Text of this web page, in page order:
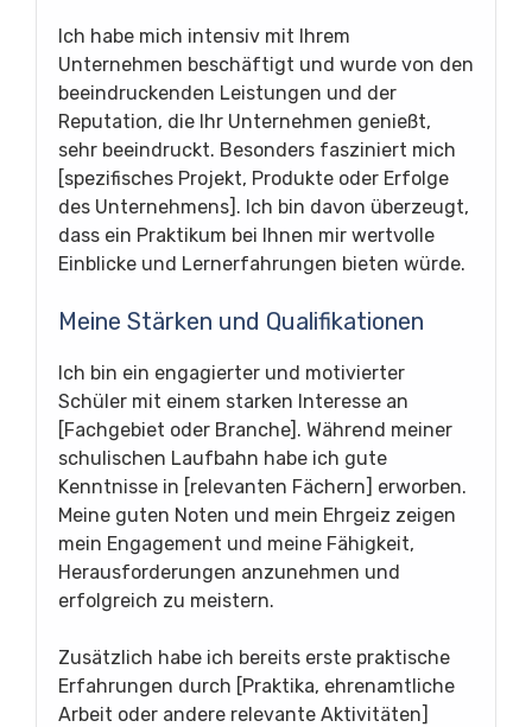
Ich habe mich intensiv mit Ihrem
Unternehmen beschäftigt und wurde von den
beeindruckenden Leistungen und der
Reputation, die Ihr Unternehmen genießt,
sehr beeindruckt. Besonders fasziniert mich
[spezifisches Projekt, Produkte oder Erfolge
des Unternehmens]. Ich bin davon überzeugt,
dass ein Praktikum bei Ihnen mir wertvolle
Einblicke und Lernerfahrungen bieten würde.
Meine Stärken und Qualifikationen
Ich bin ein engagierter und motivierter
Schüler mit einem starken Interesse an
[Fachgebiet oder Branche]. Während meiner
schulischen Laufbahn habe ich gute
Kenntnisse in [relevanten Fächern] erworben.
Meine guten Noten und mein Ehrgeiz zeigen
mein Engagement und meine Fähigkeit,
Herausforderungen anzunehmen und
erfolgreich zu meistern.
Zusätzlich habe ich bereits erste praktische
Erfahrungen durch [Praktika, ehrenamtliche
Arbeit oder andere relevante Aktivitäten]